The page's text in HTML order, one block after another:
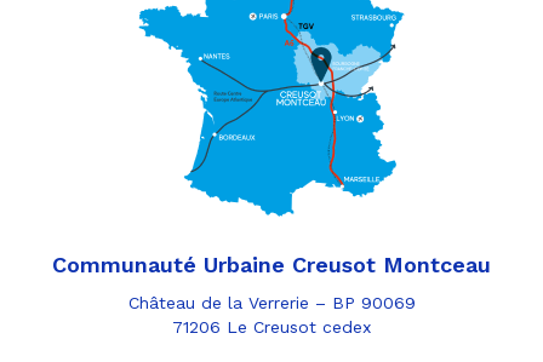
Communauté Urbaine Creusot Montceau
Château de la Verrerie – BP 90069
71206 Le Creusot cedex